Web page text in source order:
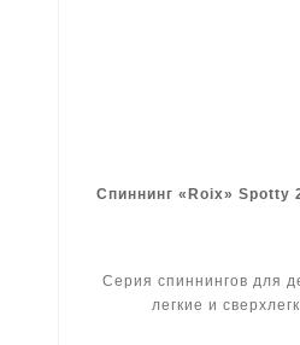
Спиннинг «Roix» Spotty
Серия спиннингов для
легкие и